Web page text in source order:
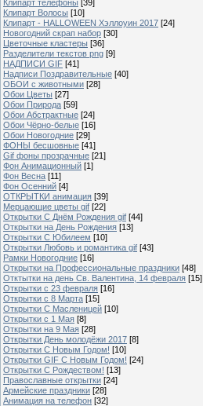
Клипарт телефоны [39]
Клипарт Волосы [10]
Клипарт - HALLOWEEN Хэллоуин 2017 [24]
Новогодний скрап набор [30]
Цветочные кластеры [36]
Разделители текстов png [9]
НАДПИСИ GIF [41]
Надписи Поздравительные [40]
ОБОИ с животными [28]
Обои Цветы [27]
Обои Природа [59]
Обои Абстрактные [24]
Обои Чёрно-белые [16]
Обои Новогодние [29]
ФОНЫ бесшовные [41]
Gif фоны прозрачные [21]
Фон Анимационный [1]
Фон Весна [11]
Фон Осенний [4]
ОТКРЫТКИ анимация [39]
Мерцающие цветы gif [22]
Открытки С Днём Рождения gif [44]
Открытки на День Рождения [13]
Открытки С Юбилеем [10]
Открытки Любовь и романтика gif [43]
Рамки Новогодние [16]
Открытки на Профессиональные праздники [48]
Отктытки на день Св. Валентина, 14 февраля [15]
Открытки с 23 февраля [16]
Открытки с 8 Марта [15]
Открытки С Масленицей [10]
Открытки с 1 Мая [8]
Открытки на 9 Мая [28]
Открытки День молодёжи 2017 [8]
Открытки С Новым Годом! [10]
Открытки GIF С Новым Годом! [24]
Открытки С Рождеством! [13]
Православные открытки [24]
Армейские праздники [28]
Анимация на телефон [32]